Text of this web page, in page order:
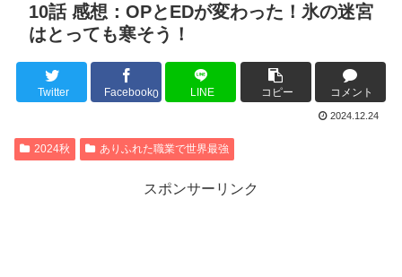
Powered by livedoor 相互RSS
10話 感想：OPとEDが変わった！氷の迷宮
はとっても寒そう！
Twitter Facebook0 LINE コピー コメント
2024.12.24
2024秋 ありふれた職業で世界最強
スポンサーリンク